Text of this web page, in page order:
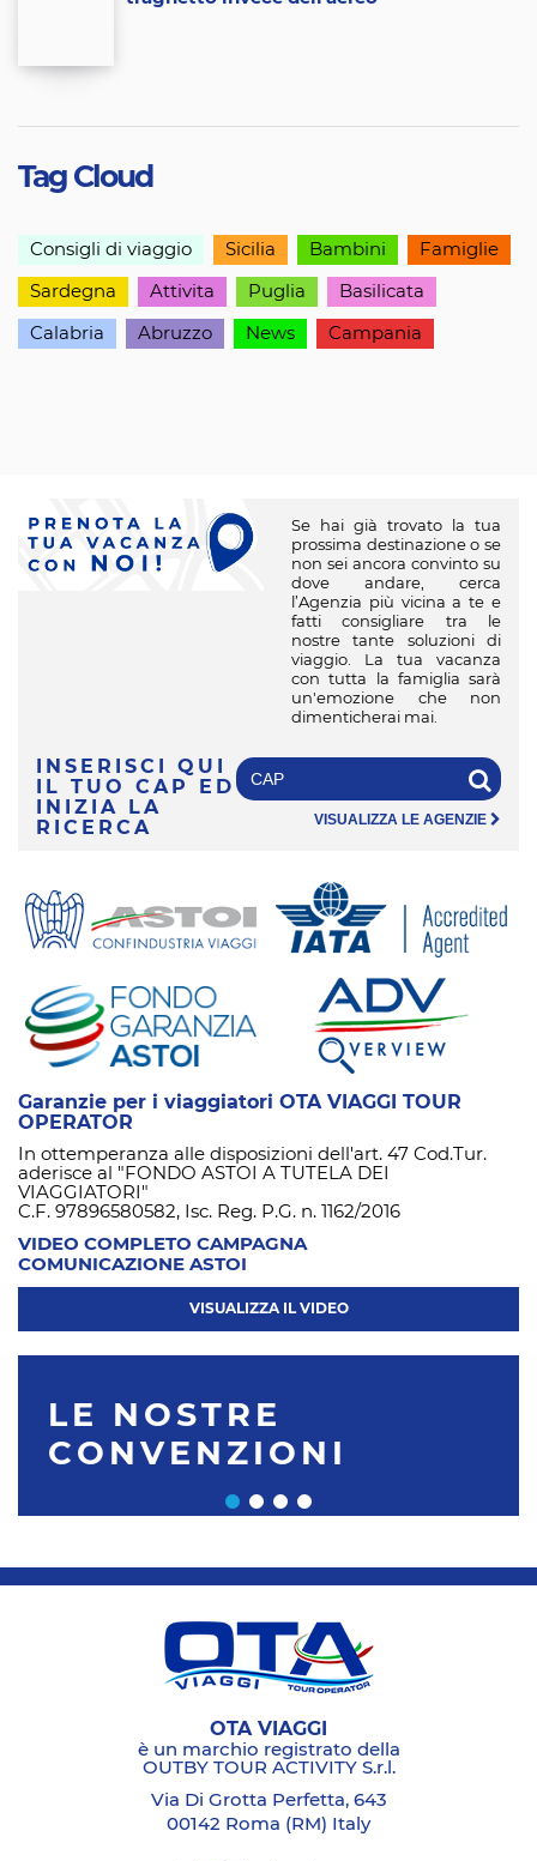
Tag Cloud
Consigli di viaggio Sicilia Bambini Famiglie
Sardegna Attivita Puglia Basilicata
Calabria Abruzzo News Campania
Se hai già trovato la tua
prossima destinazione o se
non sei ancora convinto su
dove andare, cerca
l’Agenzia più vicina a te e
fatti consigliare tra le
nostre tante soluzioni di
viaggio. La tua vacanza
con tutta la famiglia sarà
un'emozione che non
dimenticherai mai.
INSERISCI QUI
IL TUO CAP
ED
INIZIA LA
RICERCA
VISUALIZZA LE AGENZIE
Garanzie per i viaggiatori OTA VIAGGI TOUR
OPERATOR
In ottemperanza alle disposizioni dell'art. 47 Cod.Tur.
aderisce al "FONDO ASTOI A TUTELA DEI
VIAGGIATORI"
C.F. 97896580582, Isc. Reg. P.G. n. 1162/2016
VIDEO COMPLETO CAMPAGNA
COMUNICAZIONE ASTOI
VISUALIZZA IL VIDEO
LE NOSTRE
CONVENZIONI
OTA VIAGGI
è un marchio registrato della
OUTBY TOUR ACTIVITY S.r.l.
Via Di Grotta Perfetta, 643
00142 Roma (RM) Italy